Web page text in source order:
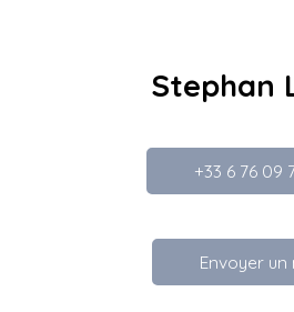
Stephan
+33 6 76 09
Envoyer un